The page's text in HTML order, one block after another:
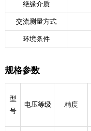
绝缘介质
交流测量方式
环境条件
规格参数
型
号
电压等级 精度